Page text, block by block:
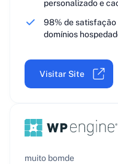
personalizado e
98% de satisfação
domínios
Visitar Site
muito bomde